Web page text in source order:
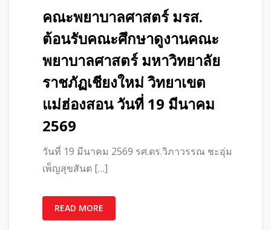
คณะพยาบาลศาสตร์ มรส.
ต้อนรับคณะศึกษาดูงานคณะ
พยาบาลศาสตร์ มหาวิทยาลัย
ราชภัฏเชียงใหม่ วิทยาเขต
แม่ฮ่องสอน วันที่ 19 มีนาคม
2569
วันที่ 19 มีนาคม 2569 รศ.ดร.วิภาวรรณ ชะอุ่ม
เพ็ญสุขสันต […]
READ MORE